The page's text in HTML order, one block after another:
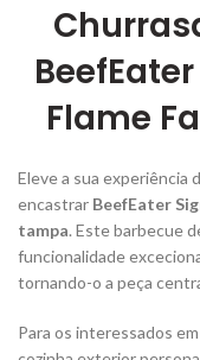
Flame
Eleve a sua experiência
encastrar BeefEater
tampa. Este barbecue
funcionalidade
tornando-o a peça
Para os interessados